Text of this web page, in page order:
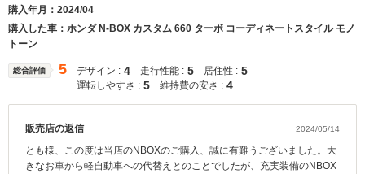
購入年月： 2024/04
購入した車：ホンダ N-BOX カスタム 660 ターボ コーディネートスタイル モノ
トーン
総合評価 5 デザイン : 4 走行性能 : 5 居住性 : 5
運転しやすさ : 5 維持費の安さ : 4
販売店の返信 2024/05/14
とも様、この度は当店のNBOXのご購入、誠に有難うございました。大
きなお車から軽自動車への代替えとのことでしたが、充実装備のNBOX